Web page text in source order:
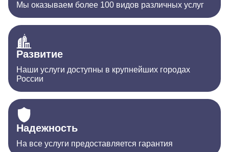
Мы оказываем более 100 видов различных услуг
Развитие
Наши услуги доступны в крупнейших городах
России
Надежность
На все услуги предоставляется гарантия